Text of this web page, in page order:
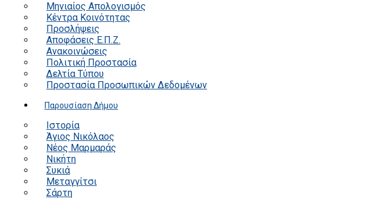
Μηνιαίος Απολογισμός
Κέντρα Κοινότητας
Προσλήψεις
Αποφάσεις Ε.Π.Ζ.
Ανακοινώσεις
Πολιτική Προστασία
Δελτία Τύπου
Προστασία Προσωπικών Δεδομένων
Παρουσίαση Δήμου
Ιστορία
Άγιος Νικόλαος
Νέος Μαρμαράς
Νικήτη
Συκιά
Μεταγγίτσι
Σάρτη